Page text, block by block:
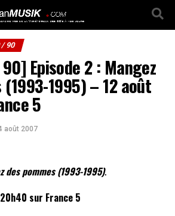
/ 90
Episode 2 : Mangez
(1993-1995) – 12 août
5
août 2007
des pommes (1993-1995).
sur France 5